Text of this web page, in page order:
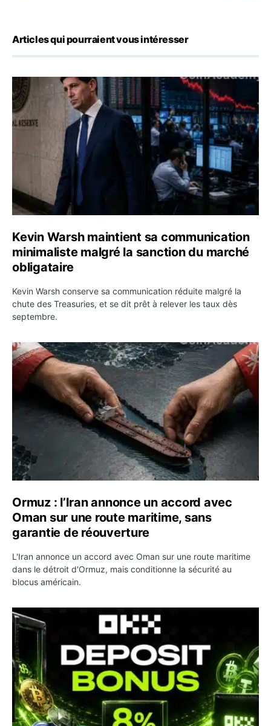
Articles qui pourraient vous intéresser
Kevin Warsh maintient sa communication minimaliste
Kevin Warsh maintient sa communication
minimaliste malgré la sanction du marché
obligataire
Kevin Warsh conserve sa communication réduite malgré la
chute des Treasuries, et se dit prêt à relever les taux dès
septembre.
Ormuz : l’Iran annonce un accord avec Oman sur une
Ormuz : l’Iran annonce un accord avec
Oman sur une route maritime, sans
garantie de réouverture
L'Iran annonce un accord avec Oman sur une route maritime
dans le détroit d'Ormuz, mais conditionne la sécurité au
blocus américain.
OKX relance une campagne Deposit Bonus : jusqu’à 5